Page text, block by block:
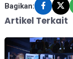
Bagikan:
Artikel Terkait